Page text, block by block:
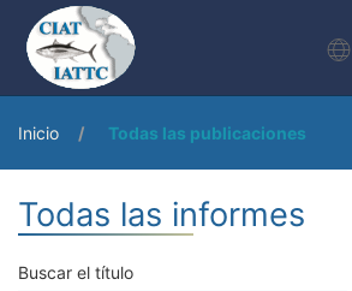
Inicio Todas las publicaciones
Todas las informes
Buscar el título